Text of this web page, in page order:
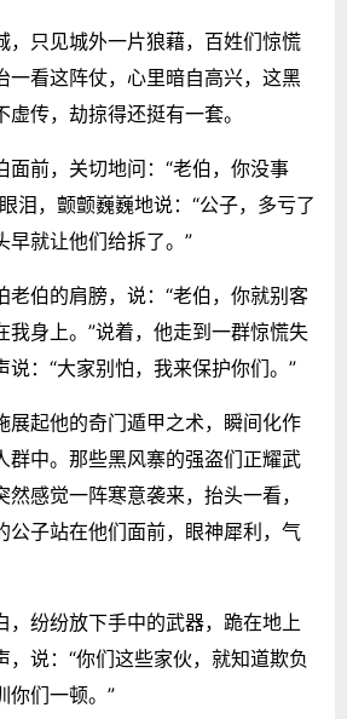
，只见城外一片狼藉，百姓们惊慌
一看这阵仗，心里暗自高兴，这黑
传，劫掠得还挺有一套。
面前，关切地问：“老伯，你没事
泪，颤颤巍巍地说：“公子，多亏了
早就让他们给拆了。”
老伯的肩膀，说：“老伯，你就别客
我身上。”说着，他走到一群惊慌失
说：“大家别怕，我来保护你们。”
展起他的奇门遁甲之术，瞬间化作
群中。那些黑风寨的强盗们正耀武
感觉一阵寒意袭来，抬头一看，
公子站在他们面前，眼神犀利，气
，纷纷放下手中的武器，跪在地上
，说：“你们这些家伙，就知道欺负
你们一顿。”